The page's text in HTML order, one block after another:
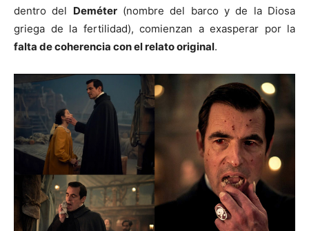
dentro del Deméter(nombre del barco y de la Diosa
griega de la fertilidad), comienzan a exasperar por la
falta de coherencia con el relato original.